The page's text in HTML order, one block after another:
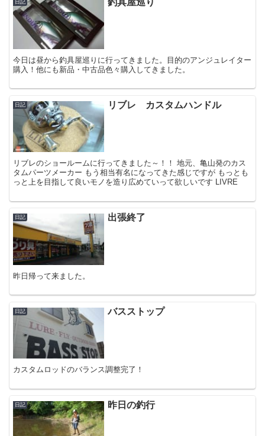
日記
今日は昼から釣具屋巡りに行ってきました。目的のアンジュレイター
購入！他にも新品・中古品色々購入してきました。
日記 リブレ カスタムハンドル
リブレのショールームに行ってきました～！！ 地元、亀山発のカス
タムパーツメーカー もう相当有名になってきた感じですが もっとも
っと上を目指して良いモノを造り広めていって欲しいです LIVRE
日記 出張終了
昨日帰って来ました。
日記 バスストップ
カスタムロッドのバランス調整完了！
日記 昨日の釣行